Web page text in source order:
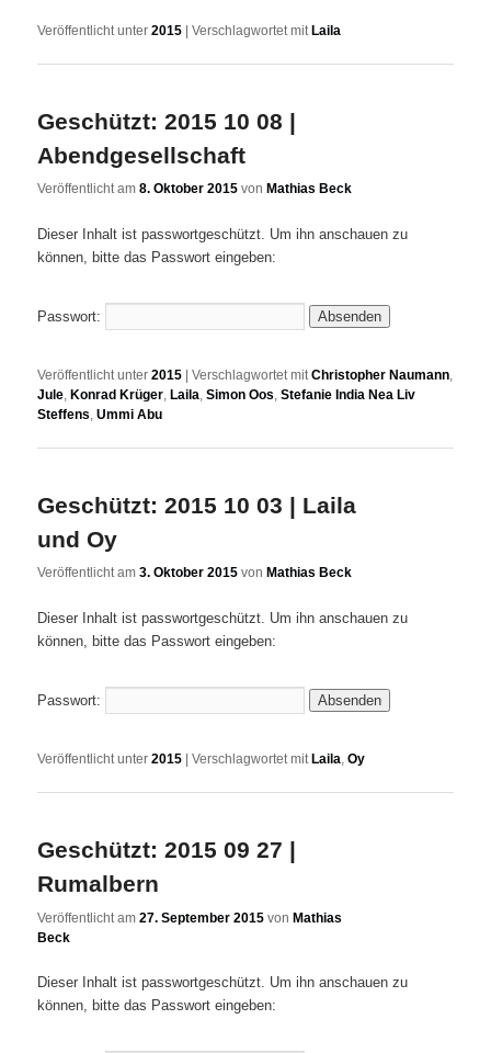
Veröffentlicht unter 2015 |Verschlagwortet mit Laila
Geschützt: 2015 10 08 |
Abendgesellschaft
Veröffentlicht am8. Oktober 2015 von Mathias Beck
Dieser Inhalt ist passwortgeschützt. Um ihn anschauen zu
können, bitte das Passwort eingeben:
Passwort:
Veröffentlicht unter 2015 |Verschlagwortet mit Christopher Naumann,
Jule, Konrad Krüger, Laila,Simon Oos,Stefanie India Nea Liv
Steffens,Ummi Abu
Geschützt: 2015 10 03 | Laila
und Oy
Veröffentlicht am3. Oktober 2015 von Mathias Beck
Dieser Inhalt ist passwortgeschützt. Um ihn anschauen zu
können, bitte das Passwort eingeben:
Passwort:
Veröffentlicht unter 2015 |Verschlagwortet mit Laila,Oy
Geschützt: 2015 09 27 |
Rumalbern
Veröffentlicht am27. September 2015 vonMathias
Beck
Dieser Inhalt ist passwortgeschützt. Um ihn anschauen zu
können, bitte das Passwort eingeben: